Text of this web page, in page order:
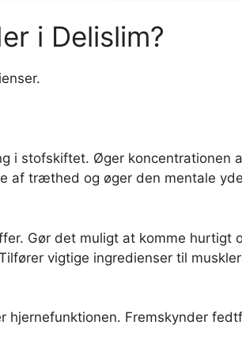
i Delislim?
i stofskiftet. Øger
af træthed og øger den mentale
Gør det muligt at komme
vigtige ingredienser til
Fremskynder